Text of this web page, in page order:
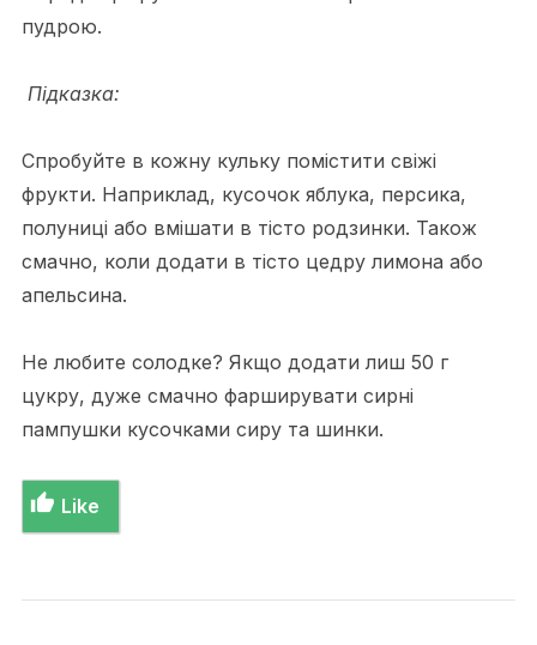
пудрою.
Підказка:
Спробуйте в кожну кульку помістити свіжі
фрукти. Наприклад, кусочок яблука, персика,
полуниці або вмішати в тісто родзинки. Також
смачно, коли додати в тісто цедру лимона або
апельсина.
Не любите солодке? Якщо додати лиш 50 г
цукру, дуже смачно фарширувати сирні
пампушки кусочками сиру та шинки.
Like